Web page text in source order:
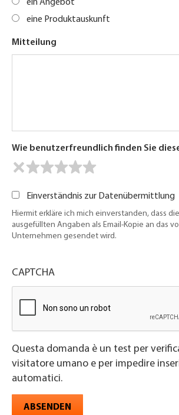
ein Angebot
eine Produktauskunft
Mitteilung
Wie benutzerfreundlich finden Sie
Einverständnis zur Datenübermittlung
Hiermit erkläre ich mich einverstanden, dass
ausgefüllten Angaben als Email-Kopie an das
Unternehmen gesendet wird.
CAPTCHA
Questa domanda è un test per
visitatore umano e per impedire inserimenti
automatici.
ABSENDEN